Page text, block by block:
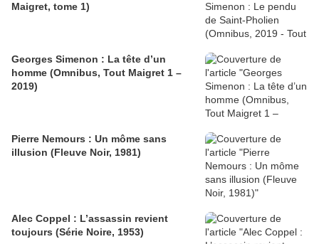
Maigret, tome 1)
Georges Simenon : La tête d’un
homme (Omnibus, Tout Maigret 1 –
2019)
Pierre Nemours : Un môme sans
illusion (Fleuve Noir, 1981)
Alec Coppel : L’assassin revient
toujours (Série Noire, 1953)